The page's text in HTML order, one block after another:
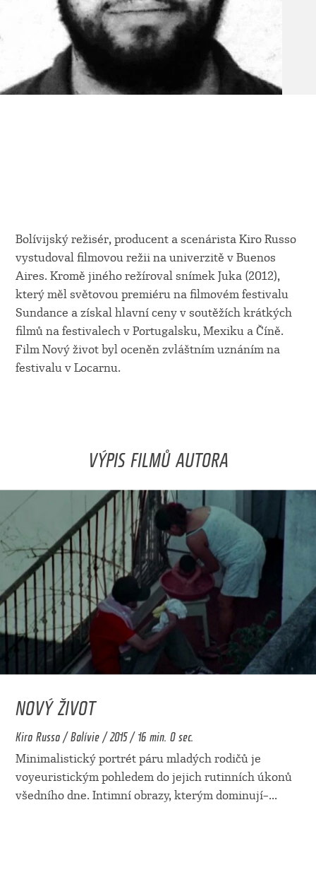
Bolívijský režisér, producent a scenárista Kiro Russo
vystudoval filmovou režii na univerzitě v Buenos
Aires. Kromě jiného režíroval snímek Juka (2012),
který měl světovou premiéru na filmovém festivalu
Sundance a získal hlavní ceny v soutěžích krátkých
filmů na festivalech v Portugalsku, Mexiku a Číně.
Film Nový život byl oceněn zvláštním uznáním na
festivalu v Locarnu.
VÝPIS FILMŮ AUTORA
NOVÝ ŽIVOT
Kiro Russo / Bolívie / 2015 / 16 min. 0 sec.
Minimalistický portrét páru mladých rodičů je
voyeuristickým pohledem do jejich rutinních úkonů
všedního dne. Intimní obrazy, kterým dominují–...